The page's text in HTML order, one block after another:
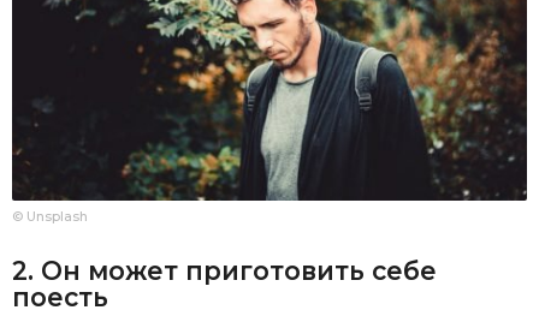
© Unsplash
2. Он может приготовить себе
поесть